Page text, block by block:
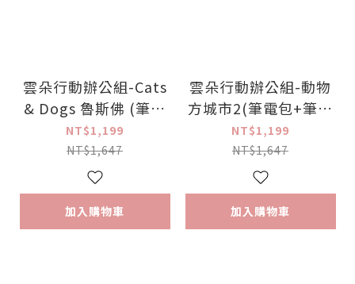
雲朵行動辦公組-Cats
& Dogs 魯斯佛 (筆電
包+筆電平板支架）贈
三合一鼠墊 【正版授
權】
NT$1,199
NT$1,647
加入購物車
雲朵行動辦公組-動物
方城市2(筆電包+筆電
平板支架）贈三合一鼠
墊 【正版授權】
NT$1,199
NT$1,647
加入購物車